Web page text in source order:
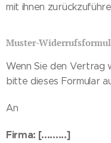
mit ihnen
Muster-
Wenn Sie den Vertrag
bitte dieses Formular
An
Firma: [.........]